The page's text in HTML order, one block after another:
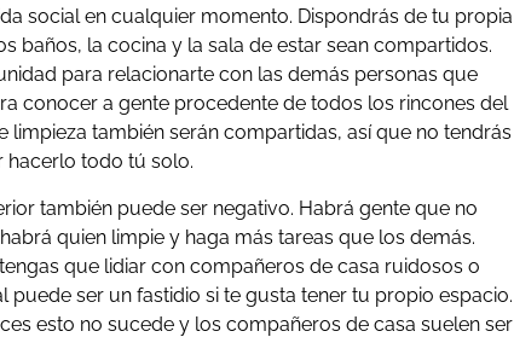
social en cualquier momento. Dispondrás de tu propia
baños, la cocina y la sala de estar sean compartidos.
para relacionarte con las demás personas que
conocer a gente procedente de todos los rincones del
limpieza también serán compartidas, así que no tendrás
todo tú solo.
también puede ser negativo. Habrá gente que no
quien limpie y haga más tareas que los demás.
que lidiar con compañeros de casa ruidosos o
puede ser un fastidio si te gusta tener tu propio espacio.
esto no sucede y los compañeros de casa suelen ser